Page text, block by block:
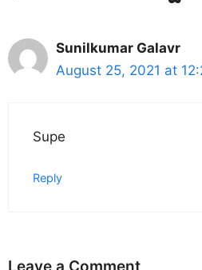
Sunilkumar Galavr
August 25, 2021 at
Supe
Reply